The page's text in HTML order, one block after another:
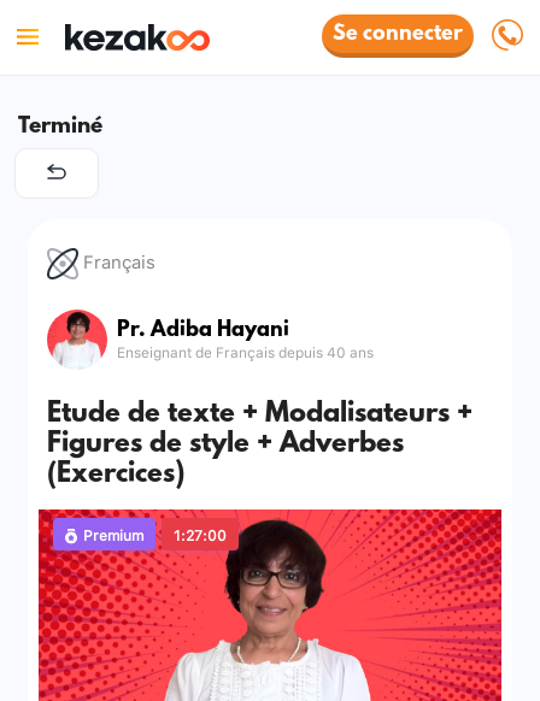
Se connecter
Terminé
Français
Pr. Adiba Hayani
Enseignant de Français depuis 40 ans
Etude de texte + Modalisateurs +
Figures de style + Adverbes
(Exercices)
Premium 1:27:00